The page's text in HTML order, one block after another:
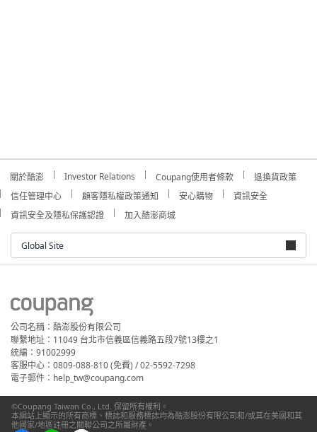
關於酷澎 Investor Relations Coupang使用者條款
退換貨政策
信任管理中心
顧客隱私權政策通知 安心購物
資訊安全
資訊安全及隱私保護認證
加入酷澎商城
Global Site
公司名稱：酷澎股份有限公司
聯繫地址：11049 台北市信義區信義路五段7號13樓之1
統編：91002999
客服中心：0809-088-810 (免費) / 02-5592-7298
電子郵件：help_tw@coupang.com
©Coupang Taiwan Co., Ltd. 保留所有權利。
本網站上顯示的所有商標、標誌和服務標誌均為酷澎股份有限公司和/或其在美國和其
他國家/地區註冊之關聯公司之所屬財產。